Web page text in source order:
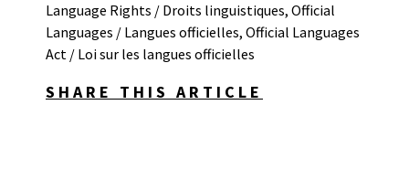
Language Rights / Droits linguistiques, Official
Languages / Langues officielles, Official Languages
Act / Loi sur les langues officielles
SHARE THIS ARTICLE